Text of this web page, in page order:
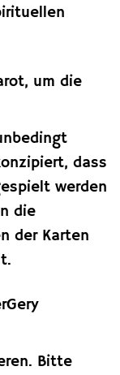
um die
dass
werden
die
der Karten
Bitte